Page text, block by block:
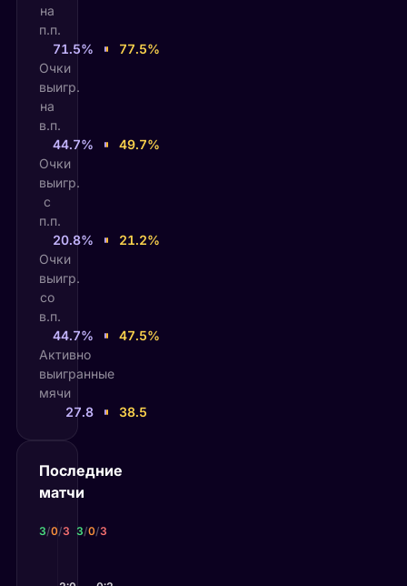
на
п.п.
71.5%
77.5%
Очки
выигр.
на
в.п.
44.7%
49.7%
Очки
выигр.
с
п.п.
20.8%
21.2%
Очки
выигр.
со
в.п.
44.7%
47.5%
Активно
выигранные
мячи
27.8
38.5
Последние
матчи
Александр Ковачевич
3/0/3 Джованни Мпетчи Перрикард
3/0/3